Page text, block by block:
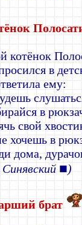
котёнок
в
ему:
в
свой
хочешь в
дома,
■)
брат